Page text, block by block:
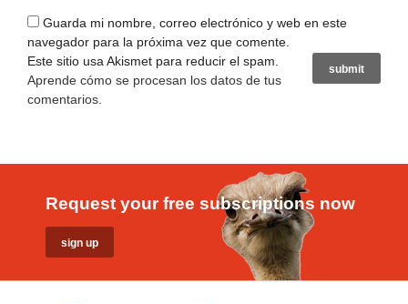
Guarda mi nombre, correo electrónico y web en este
navegador para la próxima vez que comente.
Este sitio usa Akismet para reducir el spam.
Aprende cómo se procesan los datos de tus
comentarios
Request your free subscriptions now